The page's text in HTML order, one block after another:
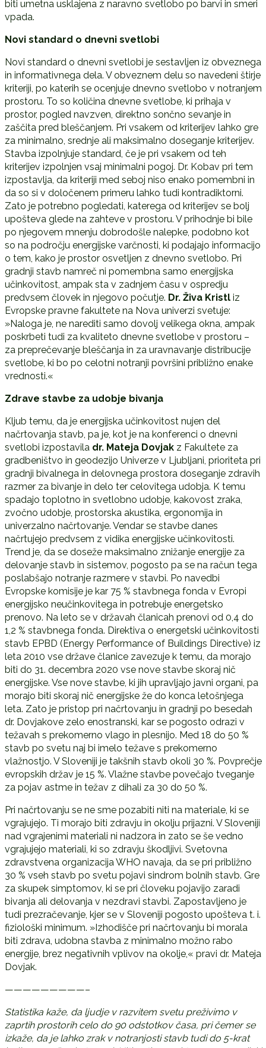
biti umetna usklajena z naravno svetlobo po barvi in smeri
vpada.
Novi standard o dnevni svetlobi
Novi standard o dnevni svetlobi je sestavljen iz obveznega
in informativnega dela. V obveznem delu so navedeni štirje
kriteriji, po katerih se ocenjuje dnevno svetlobo v notranjem
prostoru. To so količina dnevne svetlobe, ki prihaja v
prostor, pogled navzven, direktno sončno sevanje in
zaščita pred bleščanjem. Pri vsakem od kriterijev lahko gre
za minimalno, srednje ali maksimalno doseganje kriterijev.
Stavba izpolnjuje standard, če je pri vsakem od teh
kriterijev izpolnjen vsaj minimalni pogoj. Dr. Kobav pri tem
izpostavlja, da kriteriji med seboj niso enako pomembni in
da so si v določenem primeru lahko tudi kontradiktorni.
Zato je potrebno pogledati, katerega od kriterijev se bolj
upošteva glede na zahteve v prostoru. V prihodnje bi bile
po njegovem mnenju dobrodošle nalepke, podobno kot
so na področju energijske varčnosti, ki podajajo informacijo
o tem, kako je prostor osvetljen z dnevno svetlobo. Pri
gradnji stavb namreč ni pomembna samo energijska
učinkovitost, ampak sta v zadnjem času v ospredju
predvsem človek in njegovo počutje. Dr. Živa Kristliz
Evropske pravne fakultete na Nova univerzi svetuje:
»Naloga je, ne narediti samo dovolj velikega okna, ampak
poskrbeti tudi za kvaliteto dnevne svetlobe v prostoru –
za preprečevanje bleščanja in za uravnavanje distribucije
svetlobe, ki bo po celotni notranji površini približno enake
vrednosti.«
Zdrave stavbe za udobje bivanja
Kljub temu, da je energijska učinkovitost nujen del
načrtovanja stavb, pa je, kot je na konferenci o dnevni
svetlobi izpostavila dr. Mateja Dovjakz Fakultete za
gradbeništvo in geodezijo Univerze v Ljubljani, prioriteta pri
gradnji bivalnega in delovnega prostora doseganje zdravih
razmer za bivanje in delo ter celovitega udobja. K temu
spadajo toplotno in svetlobno udobje, kakovost zraka,
zvočno udobje, prostorska akustika, ergonomija in
univerzalno načrtovanje. Vendar se stavbe danes
načrtujejo predvsem z vidika energijske učinkovitosti.
Trend je, da se doseže maksimalno znižanje energije za
delovanje stavb in sistemov, pogosto pa se na račun tega
poslabšajo notranje razmere v stavbi. Po navedbi
Evropske komisije je kar 75 % stavbnega fonda v Evropi
energijsko neučinkovitega in potrebuje energetsko
prenovo. Na leto se v državah članicah prenovi od 0,4 do
1,2 % stavbnega fonda. Direktiva o energetski učinkovitosti
stavb EPBD (Energy Performance of Buildings Directive) iz
leta 2010 vse države članice zavezuje k temu, da morajo
biti do 31. decembra 2020 vse nove stavbe skoraj nič
energijske. Vse nove stavbe, ki jih upravljajo javni organi, pa
morajo biti skoraj nič energijske že do konca letošnjega
leta. Zato je pristop pri načrtovanju in gradnji po besedah
dr. Dovjakove zelo enostranski, kar se pogosto odrazi v
težavah s prekomerno vlago in plesnijo. Med 18 do 50 %
stavb po svetu naj bi imelo težave s prekomerno
vlažnostjo. V Sloveniji je takšnih stavb okoli 30 %. Povprečje
evropskih držav je 15 %. Vlažne stavbe povečajo tveganje
za pojav astme in težav z dihali za 30 do 50 %.
Pri načrtovanju se ne sme pozabiti niti na materiale, ki se
vgrajujejo. Ti morajo biti zdravju in okolju prijazni. V Sloveniji
nad vgrajenimi materiali ni nadzora in zato se še vedno
vgrajujejo materiali, ki so zdravju škodljivi. Svetovna
zdravstvena organizacija WHO navaja, da se pri približno
30 % vseh stavb po svetu pojavi sindrom bolnih stavb. Gre
za skupek simptomov, ki se pri človeku pojavijo zaradi
bivanja ali delovanja v nezdravi stavbi. Zapostavljeno je
tudi prezračevanje, kjer se v Sloveniji pogosto upošteva t. i.
fiziološki minimum. »Izhodišče pri načrtovanju bi morala
biti zdrava, udobna stavba z minimalno možno rabo
energije, brez negativnih vplivov na okolje,« pravi dr. Mateja
Dovjak.
—————————–
Statistika kaže, da ljudje v razvitem svetu preživimo v
zaprtih prostorih celo do 90 odstotkov časa, pri čemer se
izkaže, da je lahko zrak v notranjosti stavb tudi do 5-krat